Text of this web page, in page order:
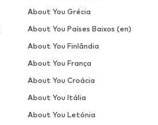
About You Grécia
About You Países Baixos (en)
About You Finlândia
About You França
About You Croácia
About You Itália
About You Letónia